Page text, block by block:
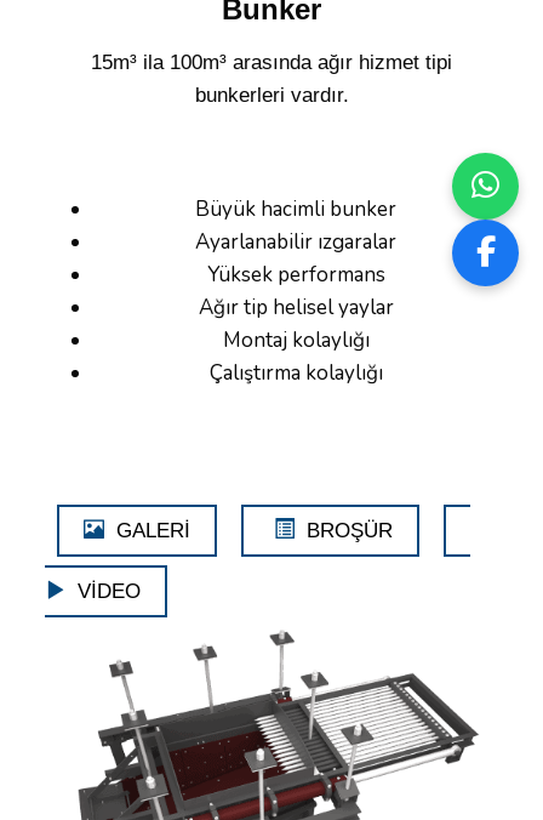
Bunker
15m³ ila 100m³ arasında ağır hizmet tipi
bunkerleri vardır.
Büyük hacimli bunker
Ayarlanabilir ızgaralar
Yüksek performans
Ağır tip helisel yaylar
Montaj kolaylığı
Çalıştırma kolaylığı
GALERİ BROŞÜR
VİDEO